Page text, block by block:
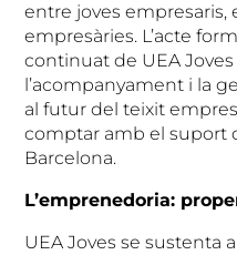
entre joves
empresàries. L’acte
continuat de UEA
l’acompanyament i la
al futur del teixit
comptar amb el suport
Barcelona.
L’emprenedoria:
UEA Joves se sustenta